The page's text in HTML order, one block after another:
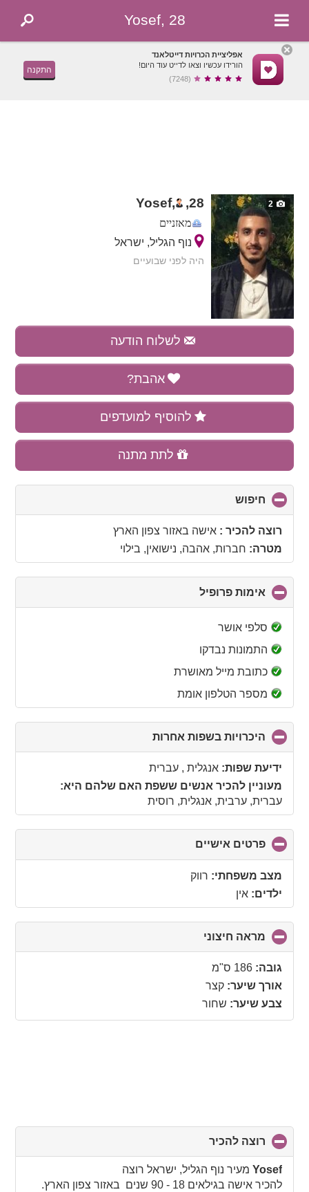
Yosef, 28
אפליציית הכרויות דייטלאנד
הורידו עכשיו וצאו לדייט עוד היום!
(7248)
התקנה
2
Yosef, ,28
מאזניים
נוף הגליל, ישראל
היה לפני שבועיים
לשלוח הודעה
אהבת?
להוסיף למועדפים
לתת מתנה
חיפוש
to
collapseרוצה להכיר :אישה באזור צפון הארץ
מטרה: חברות, אהבה, נישואין, בילוי
אימות פרופיל
to
סלפי אושר
התמונות נבדקו
כתובת מייל מאושרת
מספר הטלפון אומת
היכרויות בשפות אחרות
to
collapse
ידיעת שפות: אנגלית , עברית
מעוניין להכיר אנשים ששפת האם שלהם היא:
עברית, ערבית, אנגלית, רוסית
פרטים אישיים
to
collapse
contents
מצב משפחתי: רווק
ילדים: אין
מראה חיצוני
to
גובה: 186 ס"מ
אורך שיער: קצר
צבע שיער: שחור
רוצה להכיר
to
collapse
contents
Yosef מעיר נוף הגליל, ישראל רוצה
להכיר אישה בגילאים 18 - 90 שנים באזור צפון הארץ.